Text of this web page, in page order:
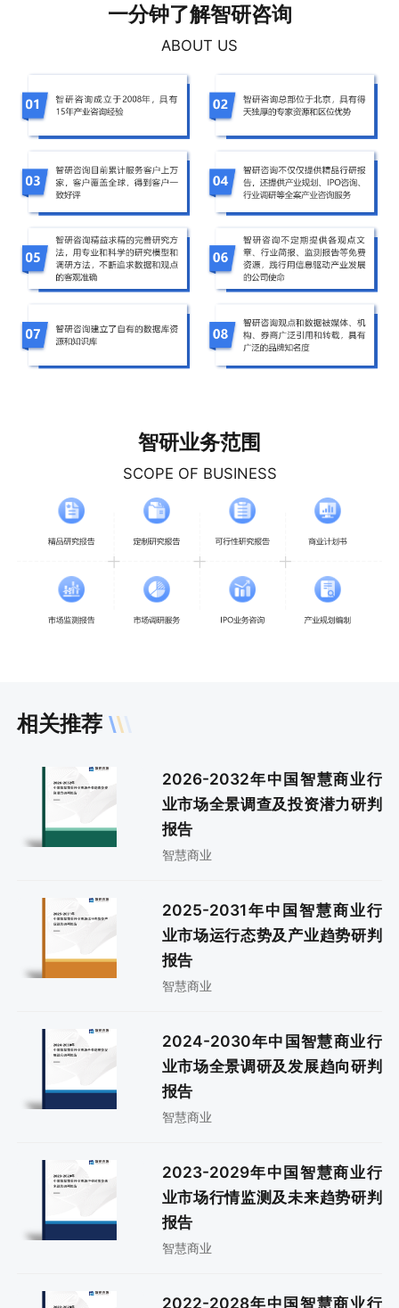
一分钟了解智研咨询
ABOUT US
智研业务范围
SCOPE OF BUSINESS
相关推荐
2026-2032年中国智慧商业行
业市场全景调查及投资潜力研判
报告
智慧商业
2025-2031年中国智慧商业行
业市场运行态势及产业趋势研判
报告
智慧商业
2024-2030年中国智慧商业行
业市场全景调研及发展趋向研判
报告
智慧商业
2023-2029年中国智慧商业行
业市场行情监测及未来趋势研判
报告
智慧商业
2022-2028年中国智慧商业行